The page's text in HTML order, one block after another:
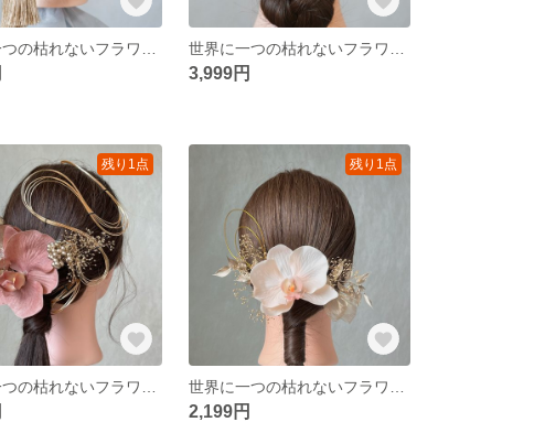
3,999円
残り1点 残り1点
2,199円